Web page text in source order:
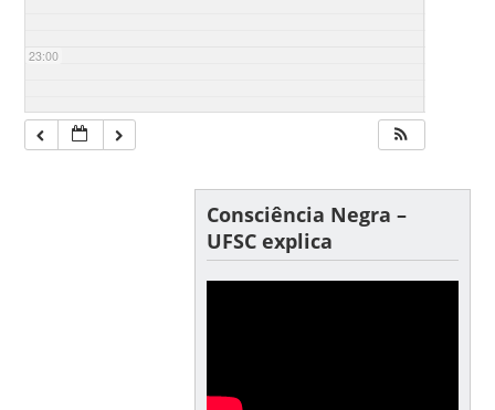
23:00
Consciência Negra –
UFSC explica